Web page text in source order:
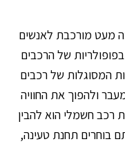
מעט מורכבת לאנשים
של הרכבים
המסוגלות של רכבים
ולהפוך את החוויה
רכב חשמלי הוא להבין
בוחרים תחנת טעינה,